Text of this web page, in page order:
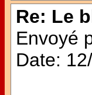
Re: Le
Envoyé
Date: